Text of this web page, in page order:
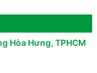
Hòa Hưng, TPHCM